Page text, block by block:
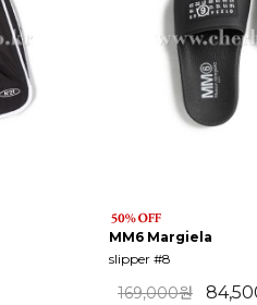
MM6 Margiela
slipper #8
169,000원